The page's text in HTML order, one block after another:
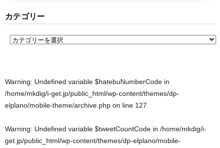
カテゴリー
Warning: Undefined variable $hatebuNumberCode in
/home/mkdig/i-get.jp/public_html/wp-content/themes/dp-
elplano/mobile-theme/archive.php on line 127
Warning: Undefined variable $tweetCountCode in /home/mkdig/i-
get.jp/public_html/wp-content/themes/dp-elplano/mobile-